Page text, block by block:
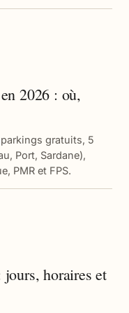
2026 : où,
gratuits, 5
Port, Sardane),
PMR et FPS.
horaires et